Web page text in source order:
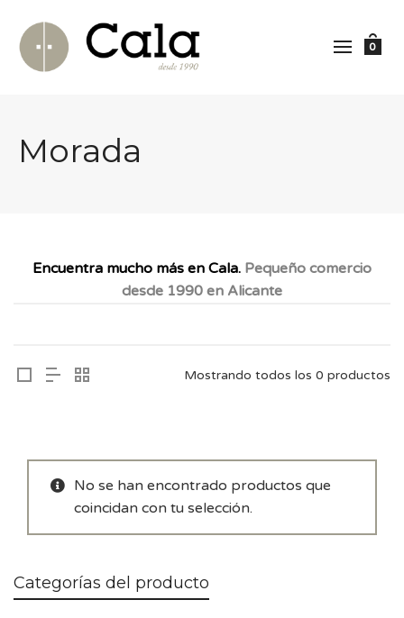
0
Morada
Encuentra mucho más en Cala. Pequeño comercio
desde 1990 en Alicante
Mostrando todos los 0 productos
No se han encontrado productos que
coincidan con tu selección.
Categorías del producto